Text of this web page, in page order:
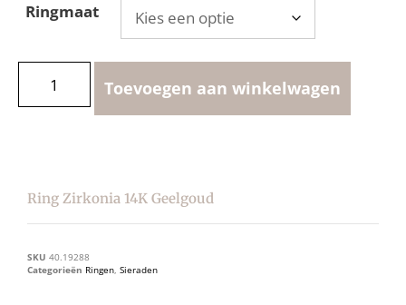
Ringmaat
Toevoegen aan winkelwagen
Ring Zirkonia 14K Geelgoud
SKU 40.19288
Categorieën Ringen, Sieraden